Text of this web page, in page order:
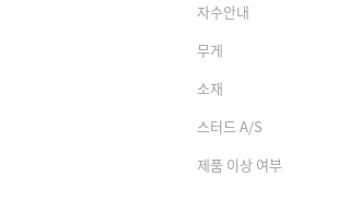
자수안내
무게
소재
스터드 A/S
제품 이상 여부